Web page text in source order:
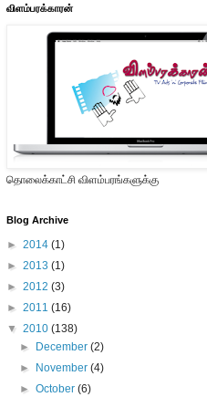
விளம்பரக்காரன்
தொலைக்காட்சி விளம்பரங்களுக்கு
Blog Archive
► 2014 (1)
► 2013 (1)
► 2012 (3)
► 2011 (16)
▼ 2010 (138)
►
December(2)
►
November(4)
►October(6)